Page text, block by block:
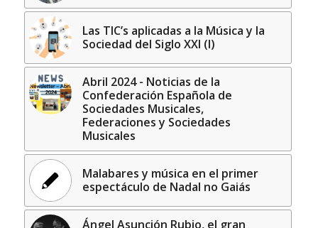
Las TIC’s aplicadas a la Música y la
Sociedad del Siglo XXI (I)
Abril 2024 - Noticias de la
Confederación Española de
Sociedades Musicales,
Federaciones y Sociedades
Musicales
Malabares y música en el primer
espectáculo de Nadal no Gaiás
Ángel Asunción Rubio, el gran